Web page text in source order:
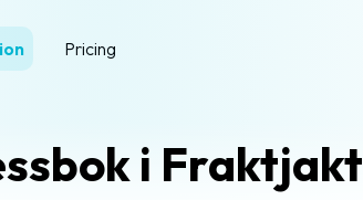
Pricing
i Fraktjakt